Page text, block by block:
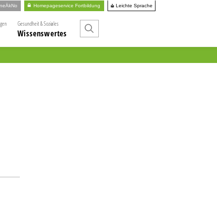
Homepageservice Fortbildung Leichte Sprache
Gesundheit & Soziales
Wissenswertes